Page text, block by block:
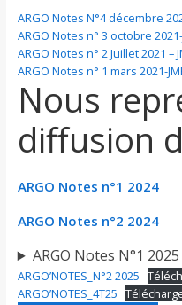
ARGO Notes N°4 décembre
ARGO Notes n° 3 octobre
ARGO Notes n° 2 Juillet 2021 –
ARGO Notes n° 1 mars 2021-
Nous
diffusion
ARGO Notes n°1 2024
ARGO Notes n°2 2024
ARGO Notes N°1 2025
ARGO’NOTES_N°2 2025
ARGO’NOTES_4T25